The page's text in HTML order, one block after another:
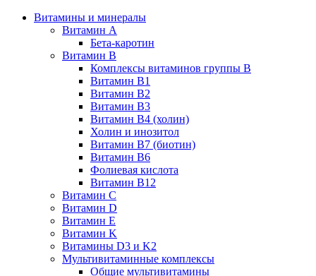
Витамины и минералы
Витамин A
Бета-каротин
Витамин B
Комплексы витаминов группы B
Витамин B1
Витамин B2
Витамин B3
Витамин B4 (холин)
Холин и инозитол
Витамин B7 (биотин)
Витамин B6
Фолиевая кислота
Витамин B12
Витамин C
Витамин D
Витамин E
Витамин K
Витамины D3 и K2
Мультивитаминные комплексы
Общие мультивитамины